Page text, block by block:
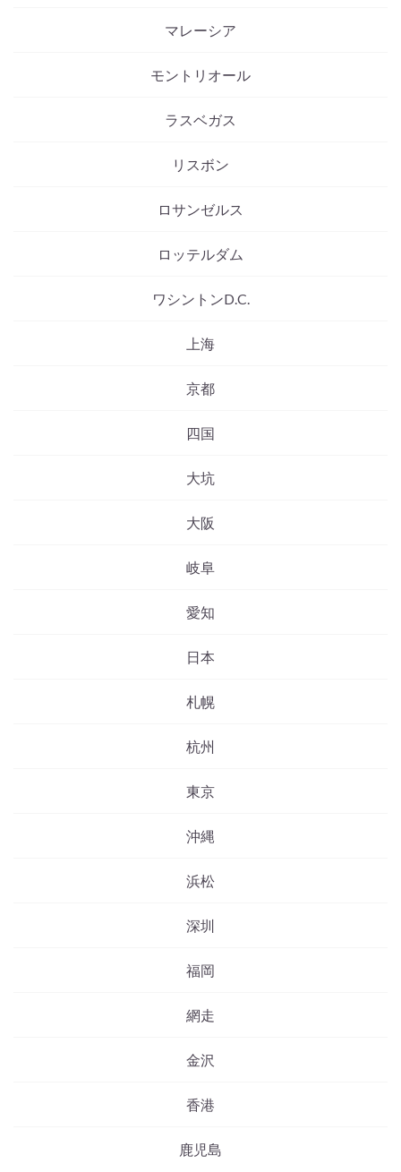
マレーシア
モントリオール
ラスベガス
リスボン
ロサンゼルス
ロッテルダム
ワシントンD.C.
上海
京都
四国
大坑
大阪
岐阜
愛知
日本
札幌
杭州
東京
沖縄
浜松
深圳
福岡
網走
金沢
香港
鹿児島